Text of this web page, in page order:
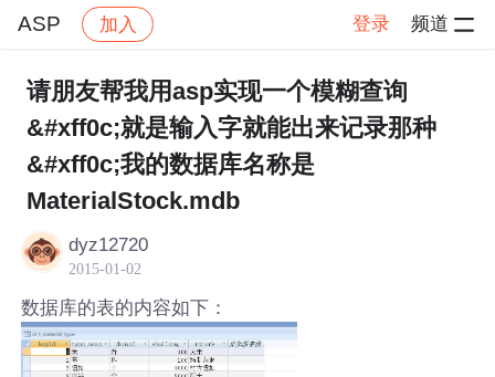
ASP 加入 登录 频道
社区 ASP 帖子详情
请朋友帮我用asp实现一个模糊查询
&#xff0c;就是输入字就能出来记录那种
&#xff0c;我的数据库名称是
MaterialStock.mdb
dyz12720
2015-01-02
数据库的表的内容如下：